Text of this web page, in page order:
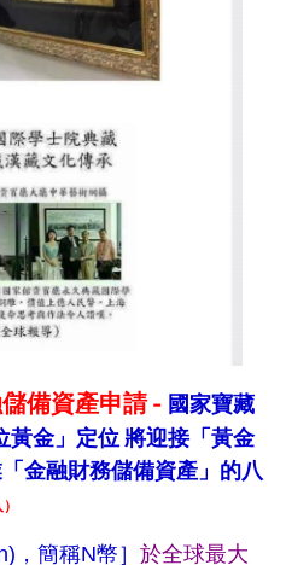
備資產申請- 國家寶藏
金」定位 將迎接「黃金
金融財務儲備資產」的八
，簡稱N幣］ 於全球最大